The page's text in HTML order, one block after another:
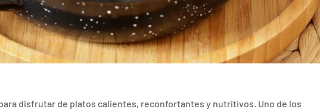
disfrutar de platos calientes, reconfortantes y nutritivos. Uno de los